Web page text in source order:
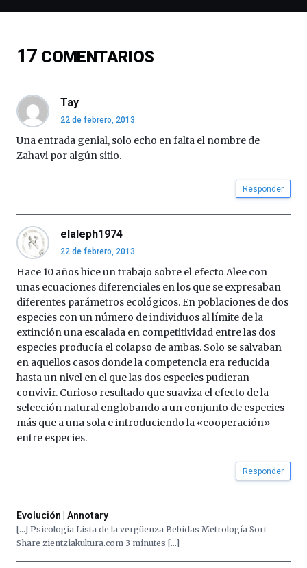
de
16
4
de
octubre.
La
iniciativa,
17 COMENTARIOS
Tay
22 de febrero, 2013
Una entrada genial, solo echo en falta el nombre de
Zahavi por algún sitio.
Responder
elaleph1974
22 de febrero, 2013
Hace 10 años hice un trabajo sobre el efecto Alee con
unas ecuaciones diferenciales en los que se expresaban
diferentes parámetros ecológicos. En poblaciones de dos
especies con un número de individuos al límite de la
extinción una escalada en competitividad entre las dos
especies producía el colapso de ambas. Solo se salvaban
en aquellos casos donde la competencia era reducida
hasta un nivel en el que las dos especies pudieran
convivir. Curioso resultado que suaviza el efecto de la
selección natural englobando a un conjunto de especies
más que a una sola e introduciendo la «cooperación»
entre especies.
Responder
Evolución | Annotary
[…] Psicología Lista de la vergüenza Bebidas Metrología Sort
Share zientziakultura.com 3 minutes […]